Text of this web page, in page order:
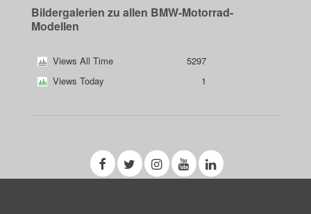
Bildergalerien zu allen BMW-Motorrad-
Modellen
Views All Time
5297
Views Today
1